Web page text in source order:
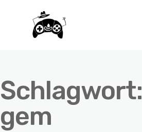
Schlagwort:
gem